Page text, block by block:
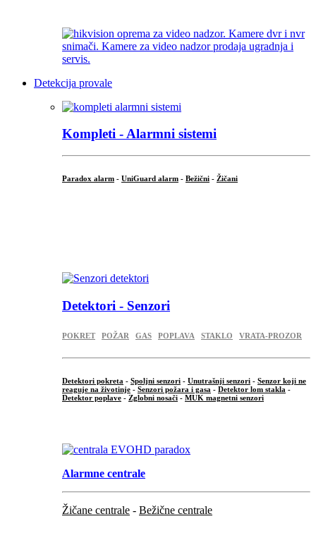
Detekcija provale
Kompleti - Alarmni sistemi
Paradox alarm - UniGuard alarm - Bežični - Žičani
Detektori - Senzori
POKRET POŽAR GAS POPLAVA STAKLO VRATA-PROZOR
Detektori pokreta - Spoljni senzori - Unutrašnji senzori - Senzor koji ne
reaguje na životinje - Senzori požara i gasa - Detektor lom stakla -
Detektor poplave - Zglobni nosači - MUK magnetni senzori
Alarmne centrale
Žičane centrale - Bežične centrale